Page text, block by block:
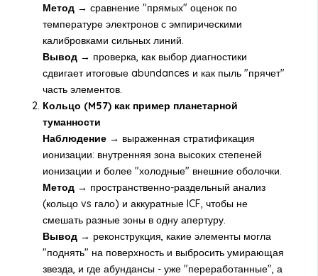
Метод → сравнение "прямых" оценок по
температуре электронов с эмпирическими
калибровками сильных линий.
Вывод → проверка, как выбор диагностики
сдвигает итоговые abundances и как пыль "прячет"
часть элементов.
Кольцо (M57) как пример планетарной
туманности
Наблюдение → выраженная стратификация
ионизации: внутренняя зона высоких степеней
ионизации и более "холодные" внешние оболочки.
Метод → пространственно-раздельный анализ
(кольцо vs гало) и аккуратные ICF, чтобы не
смешать разные зоны в одну апертуру.
Вывод → реконструкция, какие элементы могла
"поднять" на поверхность и выбросить умирающая
звезда, и где абундансы - уже "переработанные", а